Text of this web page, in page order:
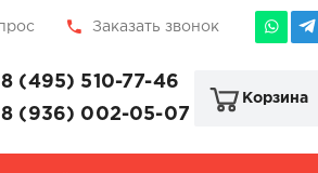
Заказать звонок
8 (495) 510-77-46
8 (936) 002-05-07
Корзина